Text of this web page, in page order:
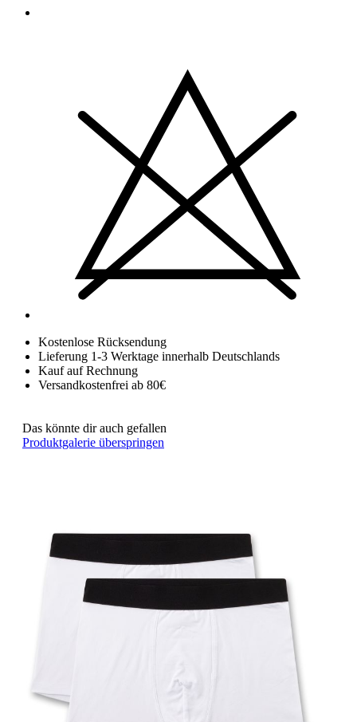
Kostenlose Rücksendung
Lieferung 1-3 Werktage innerhalb Deutschlands
Kauf auf Rechnung
Versandkostenfrei ab 80€
Das könnte dir auch gefallen
Produktgalerie überspringen